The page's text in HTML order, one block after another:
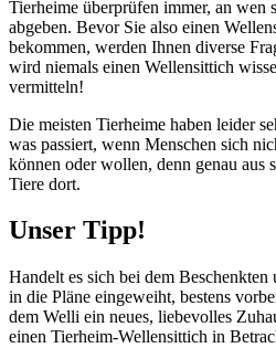
Tierheime überprüfen immer, an wen
abgeben. Bevor Sie also einen
bekommen, werden Ihnen diverse
wird niemals einen Wellensittich
vermitteln!
Die meisten Tierheime haben leider
was passiert, wenn Menschen sich
können oder wollen, denn genau aus
Tiere dort.
Unser Tipp!
Handelt es sich bei dem Beschenkten
in die Pläne eingeweiht, bestens
dem Welli ein neues, liebevolles
einen Tierheim-Wellensittich in